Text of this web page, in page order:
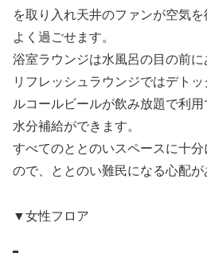
を取り入れ天井のファンが空気
よく過ごせます。
浴室ラウンジは水風呂の目の前に
リフレッシュラウンジではデト
ルコールビールが飲み放題で利
水分補給ができます。
すべてのととのいスペースに十
ので、ととのい難民になる心配が
▼女性フロア